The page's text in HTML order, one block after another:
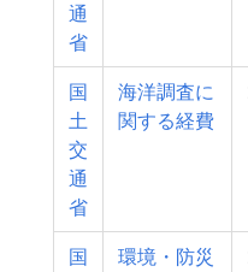
通
省
国
土
交
通
省
海洋調査に
関する経費
国
環境・防災